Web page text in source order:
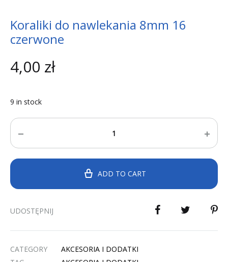
Koraliki do nawlekania 8mm 16
czerwone
4,00 zł
9 in stock
Quantity
ADD TO CART
UDOSTĘPNIJ
CATEGORY
AKCESORIA I DODATKI